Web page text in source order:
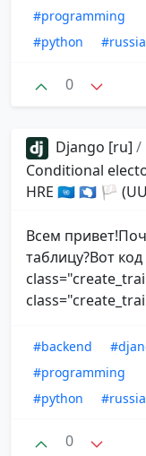
#programming
#python
0
Django [ru] /
Conditional
HRE 🇺🇳 🇦🇶 🏳
Всем
таблицу?Вот
#backend
#programming
#python
0